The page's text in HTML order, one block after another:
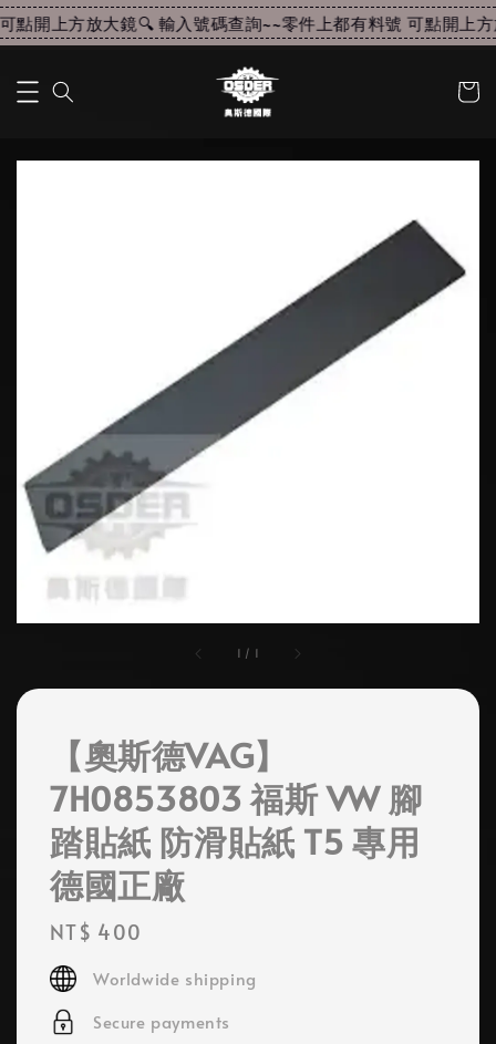
點開上方放大鏡🔍 輸入號碼查詢~~零件上都有料號 可點開上方
1 / 1
【奧斯德VAG】
7H0853803 福斯 VW 腳
踏貼紙 防滑貼紙 T5 專用
德國正廠
Regular
price
NT$ 400
Worldwide shipping
Secure payments